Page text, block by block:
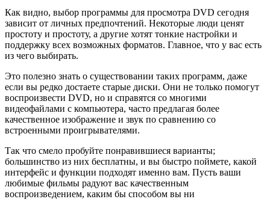
Как видно, выбор программы для просмотра DVD сегодня
зависит от личных предпочтений. Некоторые люди ценят
простоту и простоту, а другие хотят тонкие настройки и
поддержку всех возможных форматов. Главное, что у вас есть
из чего выбирать.
Это полезно знать о существовании таких программ, даже
если вы редко достаете старые диски. Они не только помогут
воспроизвести DVD, но и справятся со многими
видеофайлами с компьютера, часто предлагая более
качественное изображение и звук по сравнению со
встроенными проигрывателями.
Так что смело пробуйте понравившиеся варианты;
большинство из них бесплатны, и вы быстро поймете, какой
интерфейс и функции подходят именно вам. Пусть ваши
любимые фильмы радуют вас качественным
воспроизведением, каким бы способом вы ни